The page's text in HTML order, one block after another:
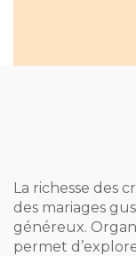
La richesse des
des mariages
généreux.
permet